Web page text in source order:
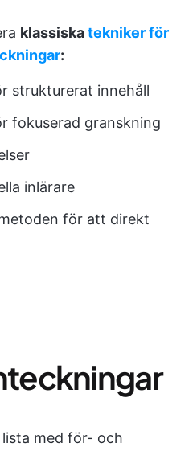
klassiskatekniker för
:
strukturerat innehåll
fokuserad granskning
inlärare
för att direkt
med för- och